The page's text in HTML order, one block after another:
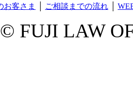
お客さま ご相談までの流れ
FUJI LAW